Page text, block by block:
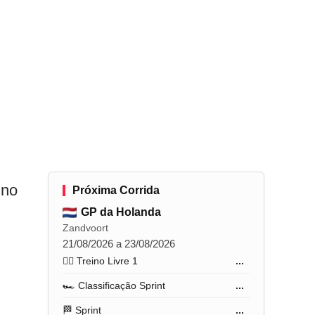
Próxima Corrida
GP da Holanda
Zandvoort
21/08/2026 a 23/08/2026
🏋️‍♂️ Treino Livre 1 ...
🏎️ Classificação Sprint ...
🏁 Sprint ...